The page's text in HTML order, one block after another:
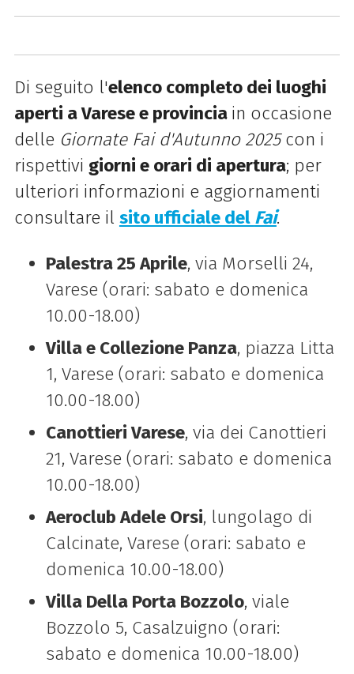
Di seguito l'elenco completo dei luoghi
aperti a Varese e provincia in occasione
delle Giornate Fai d'Autunno 2025con i
rispettivi giorni e orari di apertura; per
ulteriori informazioni e aggiornamenti
consultare il sito ufficiale del Fai.
Palestra 25 Aprile, via Morselli 24,
Varese (orari: sabato e domenica
10.00-18.00)
Villa e Collezione Panza, piazza Litta
1, Varese (orari: sabato e domenica
10.00-18.00)
Canottieri Varese, via dei Canottieri
21, Varese (orari: sabato e domenica
10.00-18.00)
Aeroclub Adele Orsi, lungolago di
Calcinate, Varese (orari: sabato e
domenica 10.00-18.00)
Villa Della Porta Bozzolo, viale
Bozzolo 5, Casalzuigno (orari:
sabato e domenica 10.00-18.00)